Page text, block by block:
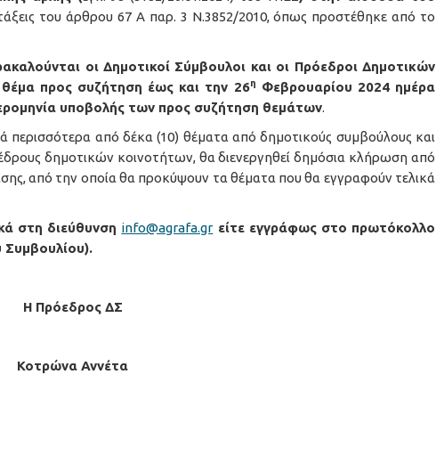
του άρθρου 67 Α παρ. 3 Ν.3852/2010, όπως προστέθηκε από το
οι Δημοτικοί Σύμβουλοι και οι Πρόεδροι Δημοτικών
προς συζήτηση έως και την 26η
Φεβρουαρίου 2024 ημέρα
υποβολής των προς συζήτηση θεμάτων.
περισσότερα από δέκα (10) θέματα από δημοτικούς συμβούλους και
δημοτικών κοινοτήτων, θα διενεργηθεί δημόσια κλήρωση από
από την οποία θα προκύψουν τα θέματα που θα εγγραφούν τελικά
στη διεύθυνση info@agrafa.gr είτε εγγράφως στο πρωτόκολλο
Η Πρόεδρος ΔΣ
Κοτρώνα Αννέτα